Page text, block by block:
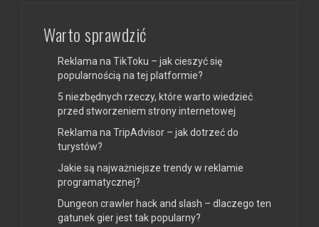
Warto sprawdzić
Reklama na TikToku – jak cieszyć się
popularnością na tej platformie?
5 niezbędnych rzeczy, które warto wiedzieć
przed stworzeniem strony internetowej
Reklama na TripAdvisor – jak dotrzeć do
turystów?
Jakie są najważniejsze trendy w reklamie
programatycznej?
Dungeon crawler hack and slash – dlaczego ten
gatunek gier jest tak popularny?